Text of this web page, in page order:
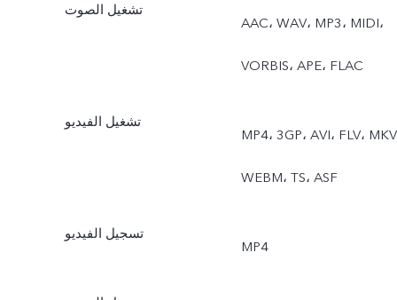
تشغيل الصوت
AAC، ‏WAV، ‏MP3، ‏MIDI،
‏VORBIS، ‏APE، ‏FLAC
تشغيل الفيديو
MP4، ‏3GP، ‏AVI، ‏FLV، ‏MKV،
‏WEBM، ‏TS، ‏ASF
تسجيل الفيديو
MP4